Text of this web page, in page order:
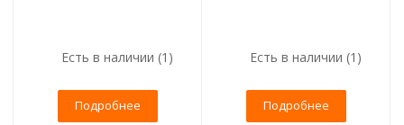
Есть в наличии (1)
Подробнее
Есть в наличии (1)
Подробнее